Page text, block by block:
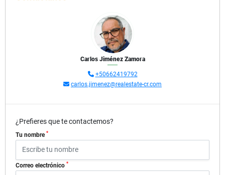
Carlos Jiménez Zamora
+50662419792
carlos.jimenez@realestate-cr.com
¿Prefieres que te contactemos?
Tu nombre *
Correo electrónico *